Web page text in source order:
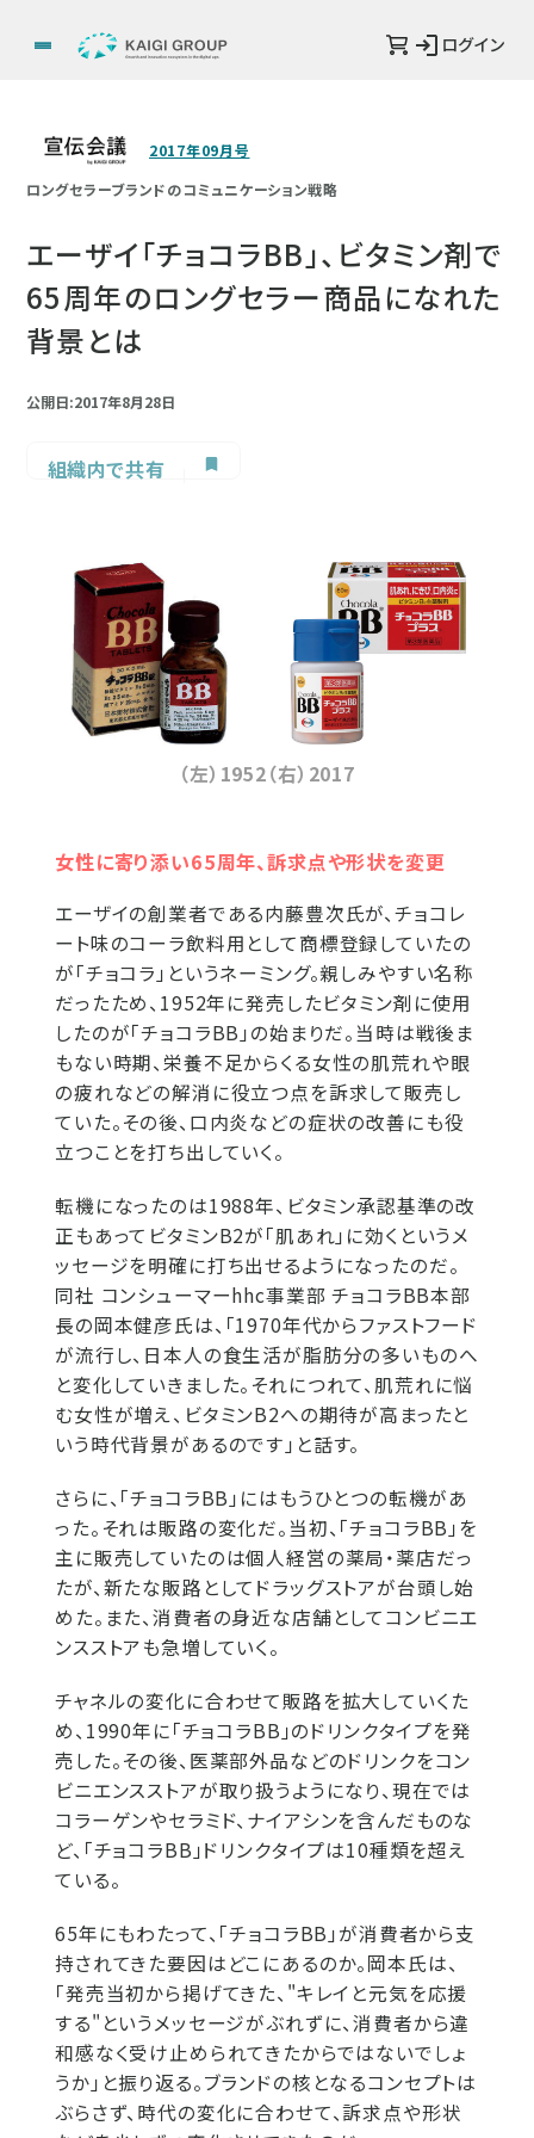
ログイン
2017年09月号
ロングセラーブランドのコミュニケーション戦略
エーザイ「チョコラBB」、ビタミン剤で
65周年のロングセラー商品になれた
背景とは
公開日:2017年8月28日
組織内で共有
（左）1952（右）2017
女性に寄り添い65周年、訴求点や形状を変更
エーザイの創業者である内藤豊次氏が、チョコレ
ート味のコーラ飲料用として商標登録していたの
が「チョコラ」というネーミング。親しみやすい名称
だったため、1952年に発売したビタミン剤に使用
したのが「チョコラBB」の始まりだ。当時は戦後ま
もない時期、栄養不足からくる女性の肌荒れや眼
の疲れなどの解消に役立つ点を訴求して販売し
ていた。その後、口内炎などの症状の改善にも役
立つことを打ち出していく。
転機になったのは1988年、ビタミン承認基準の改
正もあってビタミンB2が「肌あれ」に効くというメ
ッセージを明確に打ち出せるようになったのだ。
同社 コンシューマーhhc事業部 チョコラBB本部
長の岡本健彦氏は、「1970年代からファストフード
が流行し、日本人の食生活が脂肪分の多いものへ
と変化していきました。それにつれて、肌荒れに悩
む女性が増え、ビタミンB2への期待が高まったと
いう時代背景があるのです」と話す。
さらに、「チョコラBB」にはもうひとつの転機があ
った。それは販路の変化だ。当初、「チョコラBB」を
主に販売していたのは個人経営の薬局・薬店だっ
たが、新たな販路としてドラッグストアが台頭し始
めた。また、消費者の身近な店舗としてコンビニエ
ンスストアも急増していく。
チャネルの変化に合わせて販路を拡大していくた
め、1990年に「チョコラBB」のドリンクタイプを発
売した。その後、医薬部外品などのドリンクをコン
ビニエンスストアが取り扱うようになり、現在では
コラーゲンやセラミド、ナイアシンを含んだものな
ど、「チョコラBB」ドリンクタイプは10種類を超え
ている。
65年にもわたって、「チョコラBB」が消費者から支
持されてきた要因はどこにあるのか。岡本氏は、
「発売当初から掲げてきた、"キレイと元気を応援
する"というメッセージがぶれずに、消費者から違
和感なく受け止められてきたからではないでしょ
うか」と振り返る。ブランドの核となるコンセプトは
ぶらさず、時代の変化に合わせて、訴求点や形状